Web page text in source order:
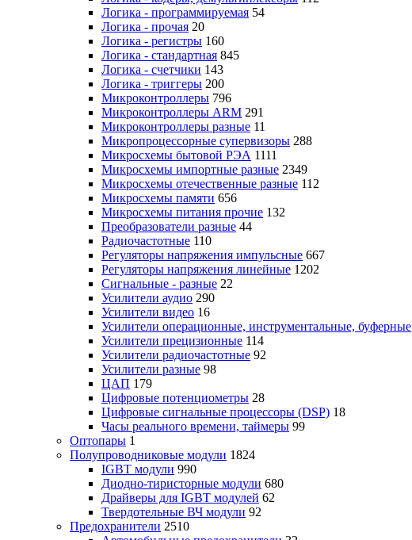
Логика - программируемая 54
Логика - прочая 20
Логика - регистры 160
Логика - стандартная 845
Логика - счетчики 143
Логика - триггеры 200
Микроконтроллеры 796
Микроконтроллеры ARM 291
Микроконтроллеры разные 11
Микропроцессорные супервизоры 288
Микросхемы бытовой РЭА 1111
Микросхемы импортные разные 2349
Микросхемы отечественные разные 112
Микросхемы памяти 656
Микросхемы питания прочие 132
Преобразователи разные 44
Радиочастотные 110
Регуляторы напряжения импульсные 667
Регуляторы напряжения линейные 1202
Сигнальные - разные 22
Усилители аудио 290
Усилители видео 16
Усилители операционные, инструментальные, буферные
Усилители прецизионные 114
Усилители радиочастотные 92
Усилители разные 98
ЦАП 179
Цифровые потенциометры 28
Цифровые сигнальные процессоры (DSP) 18
Часы реального времени, таймеры 99
Оптопары 1
Полупроводниковые модули 1824
IGBT модули 990
Диодно-тиристорные модули 680
Драйверы для IGBT модулей 62
Твердотельные ВЧ модули 92
Предохранители 2510